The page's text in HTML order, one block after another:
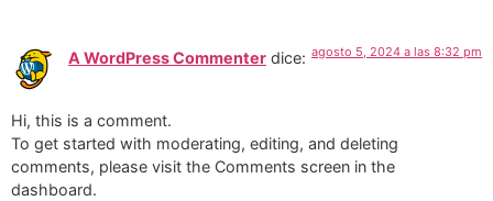
A WordPress Commenter dice: agosto 5, 2024 a las 8:32 pm
Hi, this is a comment.
To get started with moderating, editing, and deleting
comments, please visit the Comments screen in the
dashboard.